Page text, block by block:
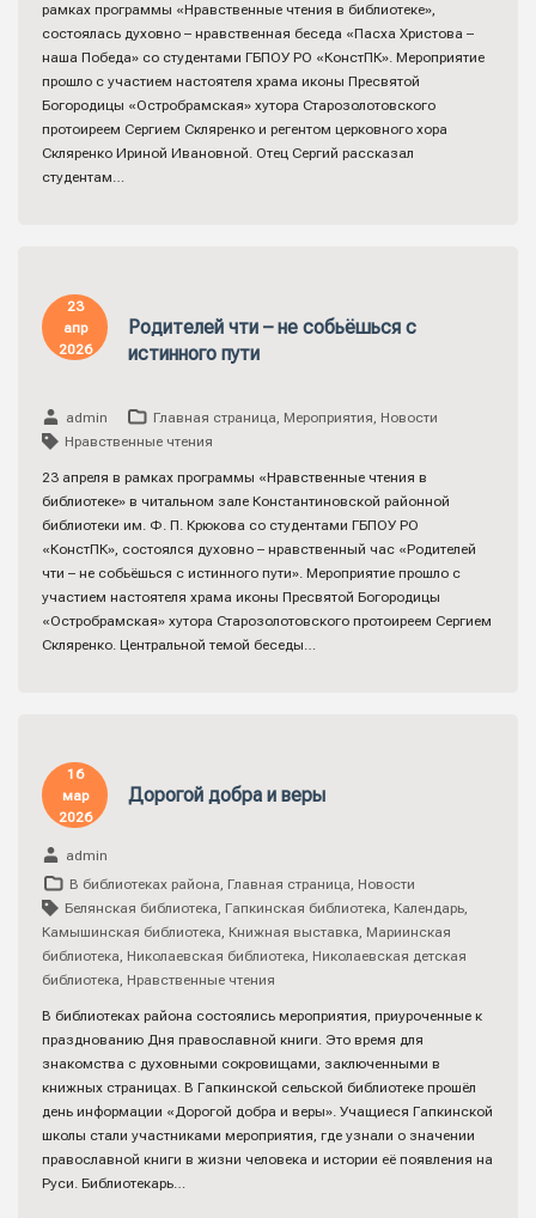
рамках программы «Нравственные чтения в библиотеке»,
состоялась духовно – нравственная беседа «Пасха Христова –
наша Победа» со студентами ГБПОУ РО «КонстПК». Мероприятие
прошло с участием настоятеля храма иконы Пресвятой
Богородицы «Остробрамская» хутора Старозолотовского
протоиреем Сергием Скляренко и регентом церковного хора
Скляренко Ириной Ивановной. Отец Сергий рассказал
студентам…
23
апр
2026
Родителей чти – не собьёшься с
истинного пути
admin Главная страница, Мероприятия, Новости
Нравственные чтения
23 апреля в рамках программы «Нравственные чтения в
библиотеке» в читальном зале Константиновской районной
библиотеки им. Ф. П. Крюкова со студентами ГБПОУ РО
«КонстПК», состоялся духовно – нравственный час «Родителей
чти – не собьёшься с истинного пути». Мероприятие прошло с
участием настоятеля храма иконы Пресвятой Богородицы
«Остробрамская» хутора Старозолотовского протоиреем Сергием
Скляренко. Центральной темой беседы…
16
мар
2026
Дорогой добра и веры
admin
В библиотеках района, Главная страница, Новости
Белянская библиотека, Гапкинская библиотека, Календарь,
Камышинская библиотека, Книжная выставка, Мариинская
библиотека, Николаевская библиотека, Николаевская детская
библиотека, Нравственные чтения
В библиотеках района состоялись мероприятия, приуроченные к
празднованию Дня православной книги. Это время для
знакомства с духовными сокровищами, заключенными в
книжных страницах. В Гапкинской сельской библиотеке прошёл
день информации «Дорогой добра и веры». Учащиеся Гапкинской
школы стали участниками мероприятия, где узнали о значении
православной книги в жизни человека и истории её появления на
Руси. Библиотекарь…